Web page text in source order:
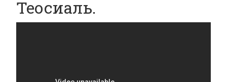
Теосиаль.